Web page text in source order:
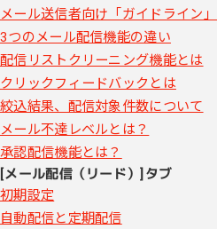
メール送信者向け「ガイドライン
3つのメール配信機能の違い
配信リストクリーニング機能とは
クリックフィードバックとは
絞込結果、配信対象件数について
メール不達レベルとは？
承認配信機能とは？
[メール配信（リード）]タブ
初期設定
自動配信と定期配信